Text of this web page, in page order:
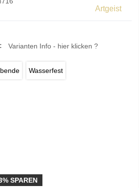
Artgeist
Varianten Info - hier klicken ?
Wasserfest
SPAREN